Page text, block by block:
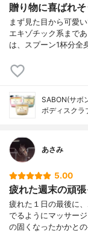
贈り物に喜ばれそ
まず見た目から可愛
エキゾチック系まで
は、スプーン1杯分全
SABON(サボ
ボディスクラ
あさみ
5.00
疲れた週末の頑
疲れた１日の最後に
でるようにマッサー
の固くなったかかと